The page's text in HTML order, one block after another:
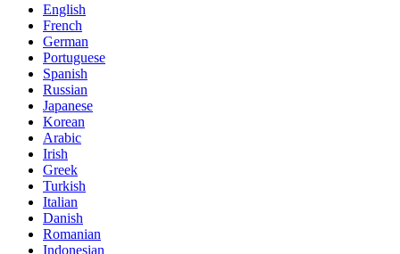
English
French
German
Portuguese
Spanish
Russian
Japanese
Korean
Arabic
Irish
Greek
Turkish
Italian
Danish
Romanian
Indonesian